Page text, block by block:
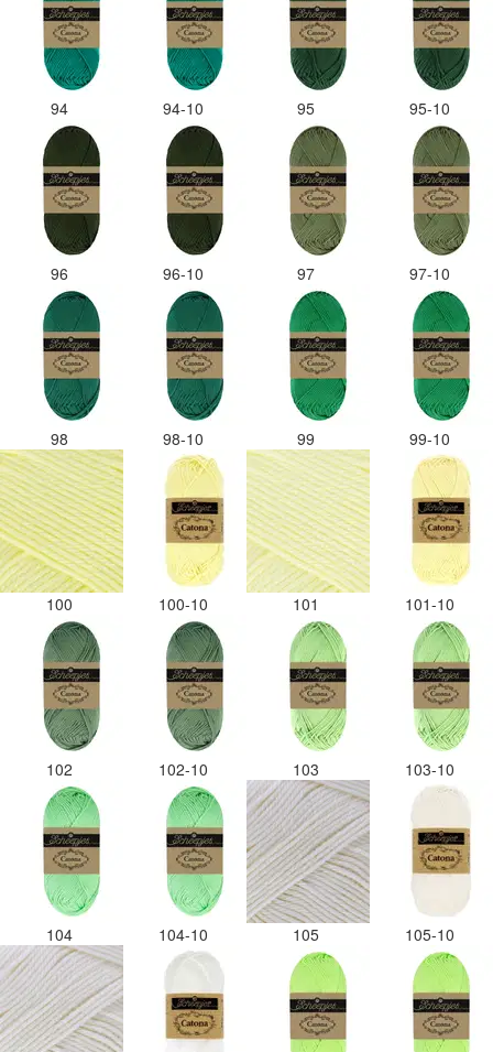
94 94-10 95 95-10
96 96-10 97 97-10
98 98-10 99 99-10
100 100-10 101 101-10
102 102-10 103 103-10
104 104-10 105 105-10